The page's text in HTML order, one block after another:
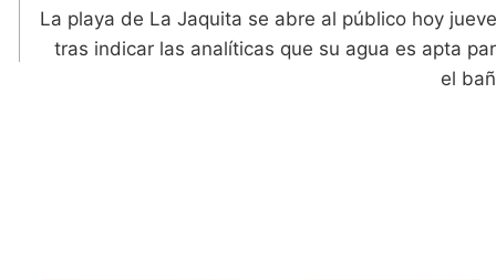
La playa de La Jaquita se abre al público hoy
tras indicar las analíticas que su agua es apta
el